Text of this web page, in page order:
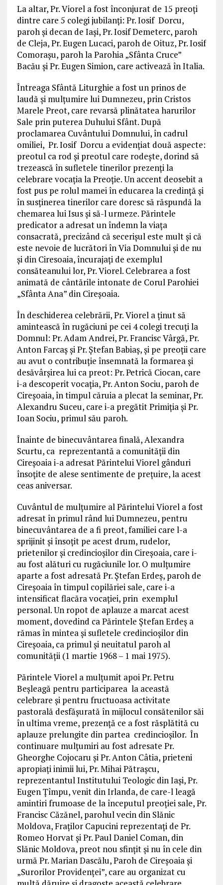
La altar, Pr. Viorel a fost înconjurat de 15 preoţi
dintre care 5 colegi jubilanţi: Pr. Iosif Dorcu,
paroh şi decan de Iaşi, Pr. Iosif Demeterc, paroh
de Cleja, Pr. Eugen Lucaci, paroh de Oituz, Pr. Iosif
Comoraşu, paroh la Parohia „Sfânta Cruce”
Bacău şi Pr. Eugen Simion, care activează în Italia.
Întreaga Sfântă Liturghie a fost un prinos de
laudă şi mulţumire lui Dumnezeu, prin Cristos
Marele Preot, care revarsă plinătatea harurilor
Sale prin puterea Duhului Sfânt. După
proclamarea Cuvântului Domnului, în cadrul
omiliei, Pr. Iosif Dorcu a evidenţiat două aspecte:
preotul ca rod şi preotul care rodeşte, dorind să
trezească în sufletele tinerilor prezenţi la
celebrare vocaţia la Preoţie. Un accent deosebit a
fost pus pe rolul mamei în educarea la credinţă şi
în susţinerea tinerilor care doresc să răspundă la
chemarea lui Isus şi să-l urmeze. Părintele
predicator a adresat un îndemn la viaţa
consacrată, precizând că secerişul este mult şi că
este nevoie de lucrători în Via Domnului şi de nu
şi din Ciresoaia, încurajaţi de exemplul
consăteanului lor, Pr. Viorel. Celebrarea a fost
animată de cântările intonate de Corul Parohiei
„Sfânta Ana” din Cireşoaia.
În deschiderea celebrării, Pr. Viorel a ţinut să
amintească în rugăciuni pe cei 4 colegi trecuţi la
Domnul: Pr. Adam Andrei, Pr. Francisc Vârgă, Pr.
Anton Farcaş şi Pr. Ştefan Babiaş, şi pe preoţii care
au avut o contribuţie însemnată la formarea şi
desăvârşirea lui ca preot: Pr. Petrică Ciocan, care
i-a descoperit vocaţia, Pr. Anton Sociu, paroh de
Cireşoaia, în timpul căruia a plecat la seminar, Pr.
Alexandru Suceu, care i-a pregătit Primiţia şi Pr.
Ioan Sociu, primul său paroh.
Înainte de binecuvântarea finală, Alexandra
Scurtu, ca reprezentantă a comunităţii din
Cireşoaia i-a adresat Părintelui Viorel gânduri
însoţite de alese sentimente de preţuire, la acest
ceas aniversar.
Cuvântul de mulţumire al Părintelui Viorel a fost
adresat în primul rând lui Dumnezeu, pentru
binecuvântarea de a fi preot, familiei care l-a
sprijinit şi însoţit pe acest drum, rudelor,
prietenilor şi credincioşilor din Cireşoaia, care i-
au fost alături cu rugăciunile lor. O mulţumire
aparte a fost adresată Pr. Ştefan Erdeş, paroh de
Cireşoaia în timpul copilăriei sale, care i-a
intensificat flacăra vocaţiei, prin exemplul
personal. Un ropot de aplauze a marcat acest
moment, dovedind ca Părintele Ştefan Erdeş a
rămas în mintea şi sufletele credincioşilor din
Cireşoaia, ca primul şi neuitatul paroh al
comunităţii (1 martie 1968 – 1 mai 1975).
Părintele Viorel a mulţumit apoi Pr. Petru
Beşleagă pentru participarea la această
celebrare şi pentru fructuoasa activitate
pastorală desfăşurată în mijlocul consătenilor săi
în ultima vreme, prezenţă ce a fost răsplătită cu
aplauze prelungite din partea credincioşilor. În
continuare mulţumiri au fost adresate Pr.
Gheorghe Cojocaru şi Pr. Anton Câtia, prieteni
apropiaţi inimii lui, Pr. Mihai Pătraşcu,
reprezentantul Institutului Teologic din Iaşi, Pr.
Eugen Ţîmpu, venit din Irlanda, de care-l leagă
amintiri frumoase de la începutul preoţiei sale, Pr.
Francisc Căzănel, parohul vecin din Slănic
Moldova, Fraţilor Capucini reprezentaţi de Pr.
Romeo Horvat şi Pr. Paul Daniel Coman, din
Slănic Moldova, preot nou sfinţit şi nu în cele din
urmă Pr. Marian Dascălu, Paroh de Cireşoaia şi
„Surorilor Providenţei”, care au organizat cu